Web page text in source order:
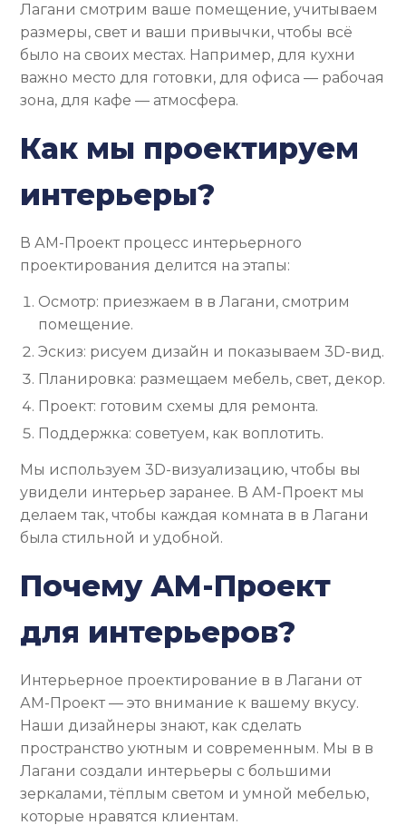
Лагани смотрим ваше помещение, учитываем
размеры, свет и ваши привычки, чтобы всё
было на своих местах. Например, для кухни
важно место для готовки, для офиса — рабочая
зона, для кафе — атмосфера.
Как мы проектируем
интерьеры?
В АМ-Проект процесс интерьерного
проектирования делится на этапы:
Осмотр: приезжаем в в Лагани, смотрим
помещение.
Эскиз: рисуем дизайн и показываем 3D-вид.
Планировка: размещаем мебель, свет, декор.
Проект: готовим схемы для ремонта.
Поддержка: советуем, как воплотить.
Мы используем 3D-визуализацию, чтобы вы
увидели интерьер заранее. В АМ-Проект мы
делаем так, чтобы каждая комната в в Лагани
была стильной и удобной.
Почему АМ-Проект
для интерьеров?
Интерьерное проектирование в в Лагани от
АМ-Проект — это внимание к вашему вкусу.
Наши дизайнеры знают, как сделать
пространство уютным и современным. Мы в в
Лагани создали интерьеры с большими
зеркалами, тёплым светом и умной мебелью,
которые нравятся клиентам.